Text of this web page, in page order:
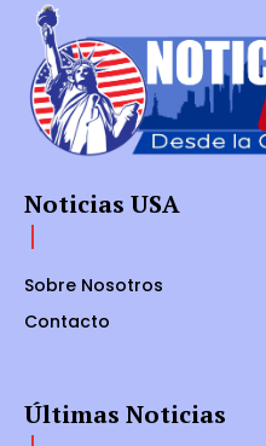
Noticias USA
Sobre Nosotros
Contacto
Últimas Noticias